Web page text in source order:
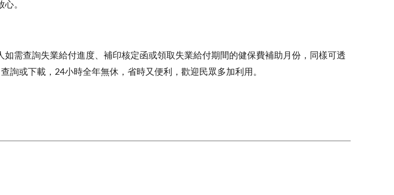
。
如需查詢失業給付進度、補印核定函或領取失業給付期間的健保費補助月份，同樣可透
詢或下載，24小時全年無休，省時又便利，歡迎民眾多加利用。